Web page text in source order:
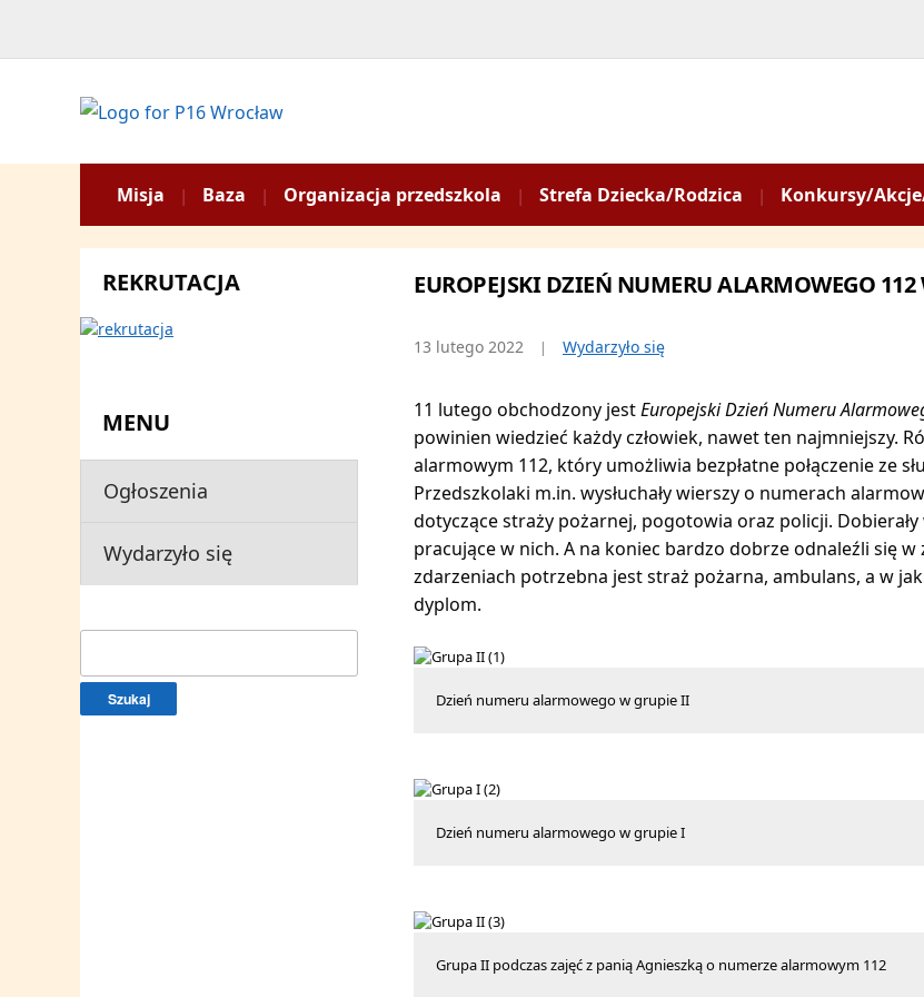
Misja Baza Organizacja przedszkola Strefa Dziecka/Rodzica Konkursy/
REKRUTACJA
MENU
Ogłoszenia
Wydarzyło się
EUROPEJSKI DZIEŃ NUMERU ALARMOWEGO
13 lutego 2022 Wydarzyło się
11 lutego obchodzony jestEuropejski Dzień Numeru
powinien wiedzieć każdy człowiek, nawet ten najmniejszy.
alarmowym 112, który umożliwia bezpłatne połączenie ze
Przedszkolaki m.in. wysłuchały wierszy o numerach
dotyczące straży pożarnej, pogotowia oraz policji.
pracujące w nich. A na koniec bardzo dobrze odnaleźli się w
zdarzeniach potrzebna jest straż pożarna, ambulans, a w
dyplom.
Dzień numeru alarmowego w grupie II
Dzień numeru alarmowego w grupie I
Grupa II podczas zajęć z panią Agnieszką o numerze alarmowym 112